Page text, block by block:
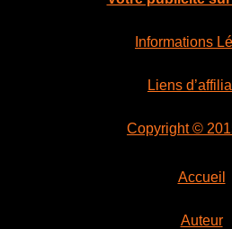
Informations
Liens
Copyright ©
Accueil
Auteur